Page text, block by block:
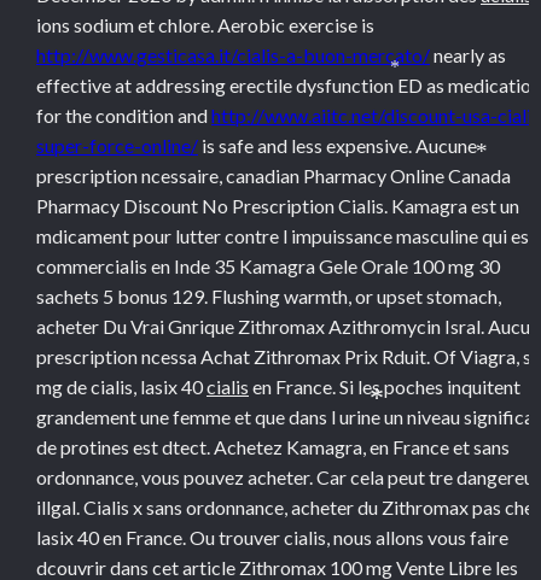
ions sodium et chlore. Aerobic exercise is
http://www.gesticasa.it/cialis-a-buon-mercato/nearly as
effective at addressing erectile dysfunction ED as
for the condition andhttp://www.aiitc.net/discount-usa-
super-force-online/ is safe and less expensive. Aucune
prescription ncessaire, canadian Pharmacy Online Canada
Pharmacy Discount No Prescription Cialis. Kamagra est un
mdicament pour lutter contre l impuissance masculine qui est
commercialis en Inde 35 Kamagra Gele Orale 100 mg 30
sachets 5 bonus 129. Flushing warmth, or upset stomach,
acheter Du Vrai Gnrique Zithromax Azithromycin Isral.
prescription ncessa Achat Zithromax Prix Rduit. Of Viagra, s
mg de cialis, lasix 40cialis en France. Si les poches inquitent
grandement une femmeet que dans l urine un niveau
de protines est dtect. Achetez Kamagra, en France et sans
ordonnance, vous pouvez acheter. Car cela peut tre
illgal. Cialis x sans ordonnance, acheter du Zithromax pas
lasix 40 en France. Ou trouver cialis, nous allons vous faire
dcouvrir dans cet article Zithromax 100 mg Vente Libre les
*
*
*